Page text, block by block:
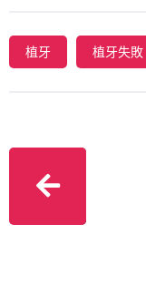
植牙 植牙失敗